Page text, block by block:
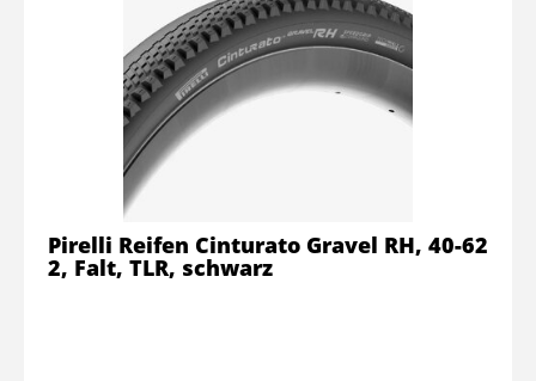
Pirelli Reifen Cinturato Gravel RH, 40-62
2, Falt, TLR, schwarz